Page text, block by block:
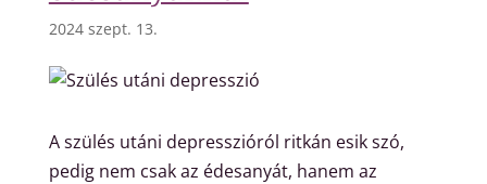
2024 szept. 13.
A szülés utáni depresszióról ritkán esik szó,
pedig nem csak az édesanyát, hanem az